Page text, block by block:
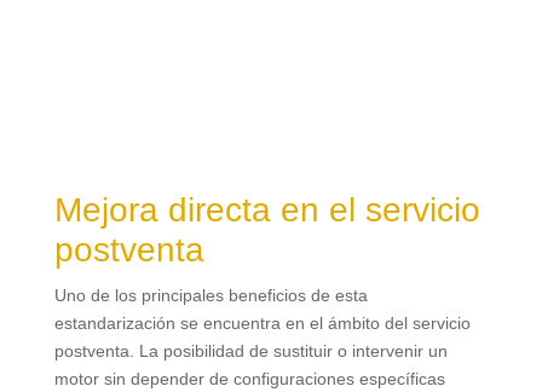
Mejora directa en el servicio
postventa
Uno de los principales beneficios de esta
estandarización se encuentra en el ámbito del servicio
postventa
La posibilidad de sustituir o intervenir un
motor sin depender de configuraciones específicas